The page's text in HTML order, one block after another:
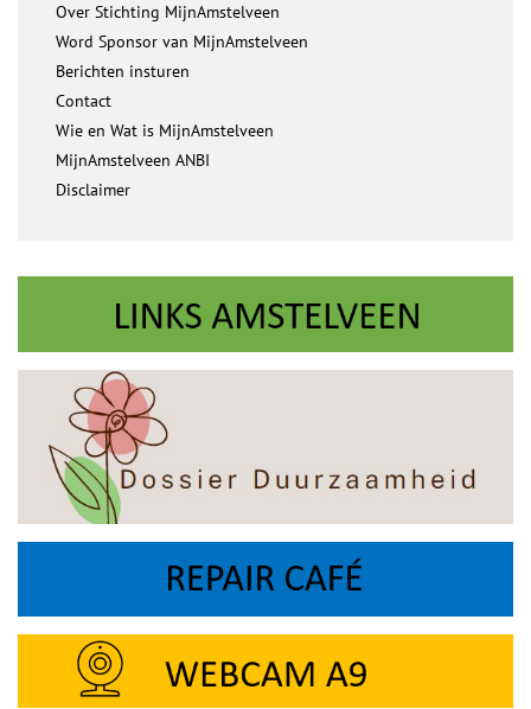
Over Stichting MijnAmstelveen
Word Sponsor van MijnAmstelveen
Berichten insturen
Contact
Wie en Wat is MijnAmstelveen
MijnAmstelveen ANBI
Disclaimer